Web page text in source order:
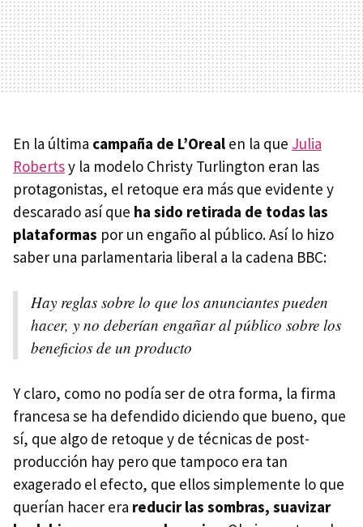
En la última campaña de L’Oreal en la que Julia
Robertsy la modelo Christy Turlington eran las
protagonistas, el retoque era más que evidente y
descarado así que ha sido retirada de todas las
plataformas por un engaño al público. Así lo hizo
saber una parlamentaria liberal a la cadena BBC:
Hay reglas sobre lo que los anunciantes pueden
hacer, y no deberían engañar al público sobre los
beneficios de un producto
Y claro, como no podía ser de otra forma, la firma
francesa se ha defendido diciendo que bueno, que
sí, que algo de retoque y de técnicas de post-
producción hay pero que tampoco era tan
exagerado el efecto, que ellos simplemente lo que
querían hacer era reducir las sombras, suavizar